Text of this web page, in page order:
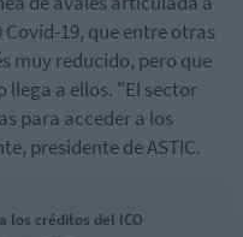
19, que entre otras
muy reducido, pero que
llega a ellos. "El sector
para acceder a los
presidente de ASTIC.
los créditos del ICO